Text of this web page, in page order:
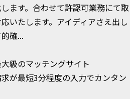
ます。合わせて許認可業務にて取
いたします。アイディアさえ出し
確...
級のマッチングサイト
が最短3分程度の入力でカンタン